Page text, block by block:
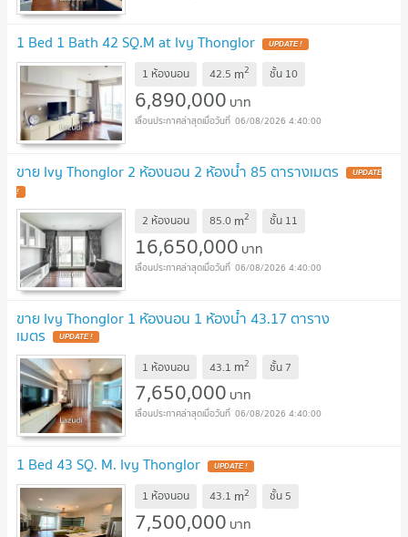
1 Bed 1 Bath 42 SQ.M at Ivy Thonglor UPDATE !
1 ห้องนอน 42.5 m2 ชั้น 10
6,890,000 บาท
06/08/2026 4:40:00
ขาย Ivy Thonglor 2 ห้องนอน 2 ห้องน้ำ 85 ตารางเมตร UPDATE
!
2 ห้องนอน 85.0 m2 ชั้น 11
16,650,000 บาท
06/08/2026 4:40:00
ขาย Ivy Thonglor 1 ห้องนอน 1 ห้องน้ำ 43.17 ตาราง
เมตร UPDATE !
1 ห้องนอน 43.1 m2 ชั้น 7
7,650,000 บาท
06/08/2026 4:40:00
1 Bed 43 SQ. M. Ivy Thonglor UPDATE !
1 ห้องนอน 43.1 m2 ชั้น 5
7,500,000 บาท